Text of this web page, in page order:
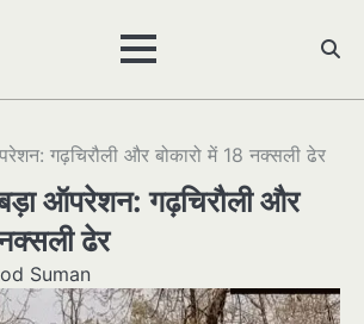
गढ़चिरौली और बोकारो में 18 नक्सली ढेर
बड़ा ऑपरेशन: गढ़चिरौली और
ढेर
Suman